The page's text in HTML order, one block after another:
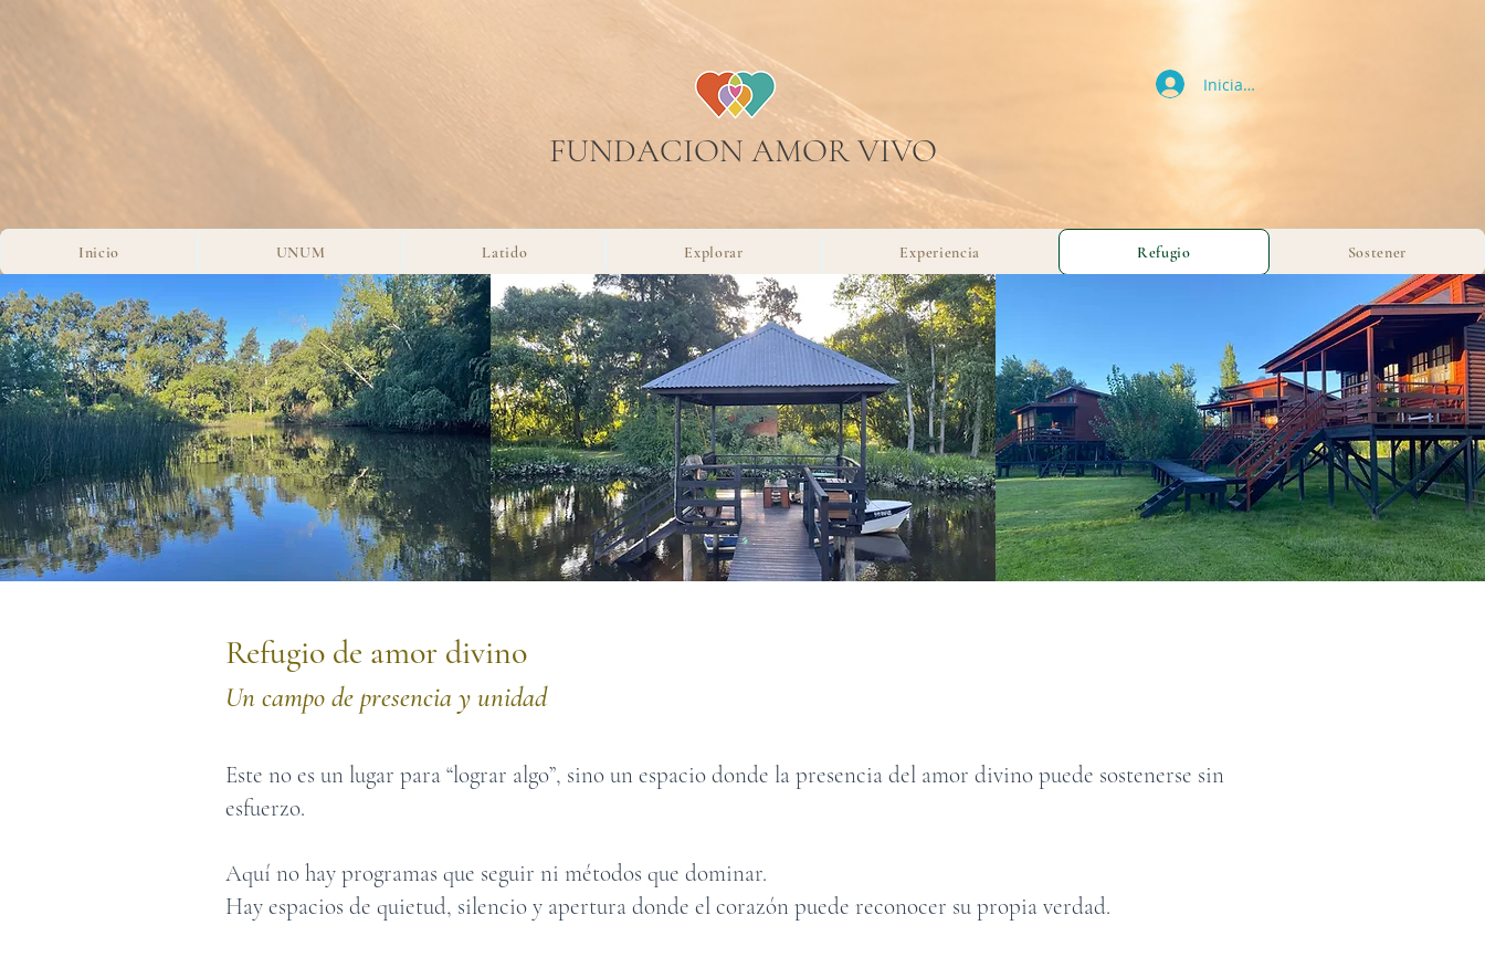
Inicio UNUM Latido Explorar Experiencia Refugio Sostener
FUNDACION AMOR VIVO
Iniciar sesión
Refugio de amor divino
Un campo de presencia y unidad
Este no es un lugar para “lograr algo”, sino un espacio donde la presencia del amor divino puede sostenerse sin
esfuerzo.
Aquí no hay programas que seguir ni métodos que dominar.
Hay espacios de quietud, silencio y apertura donde el corazón puede reconocer su propia verdad.